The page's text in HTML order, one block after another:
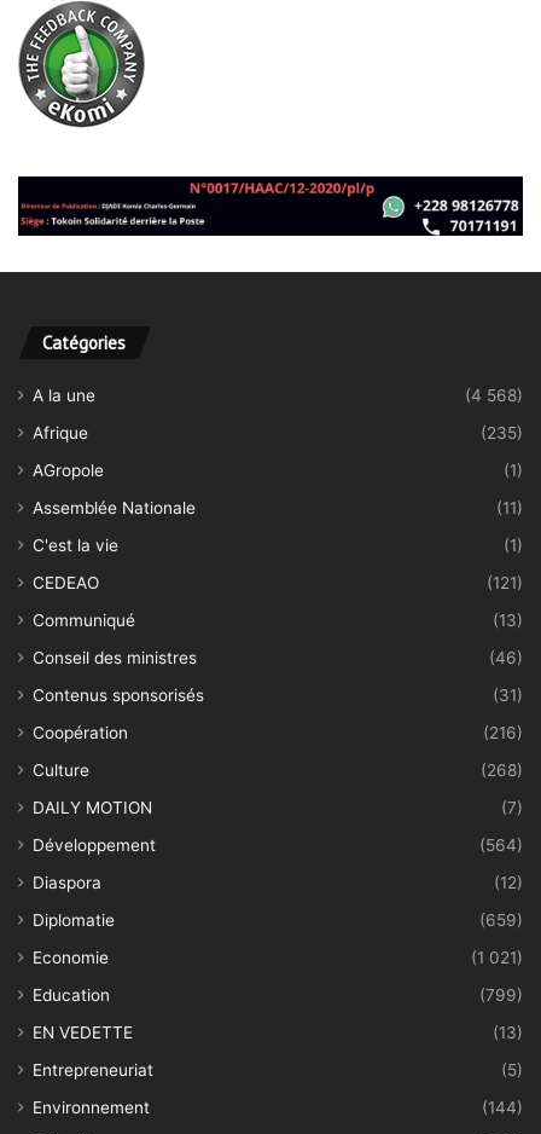
Catégories
A la une
(4 568)
Afrique
(235)
AGropole
(1)
Assemblée Nationale
(11)
C'est la vie
(1)
CEDEAO
(121)
Communiqué
(13)
Conseil des ministres
(46)
Contenus sponsorisés
(31)
Coopération
(216)
Culture
(268)
DAILY MOTION
(7)
Développement
(564)
Diaspora
(12)
Diplomatie
(659)
Economie
(1 021)
Education
(799)
EN VEDETTE
(13)
Entrepreneuriat
(5)
Environnement
(144)